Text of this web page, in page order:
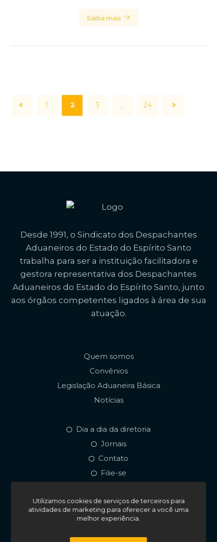
Saiba mais
1 2 3 … 24
Desde 1991, o Sindicato dos Despachantes
Aduaneiros do Estado do Espírito Santo
trabalha para ser a instituição facilitadora e
gestora representativa dos Despachantes
Aduaneiros do Estado do Espírito Santo, junto
aos órgãos competentes ligados à área de sua
atuação.
Quem somos
Convênios
Legislação Aduaneira Básica
Notícias
Dia a dia da diretoria
Jornais
Contato
Filie-se
© 2026. Todos os direitos reservados. Sindaees • Sindicato
dos Despachantes Aduaneiros do Estado do Espírito
Utilizamos cookies de serviços de terceiros para
atividades de marketing para oferecer a você uma
melhor experiência.